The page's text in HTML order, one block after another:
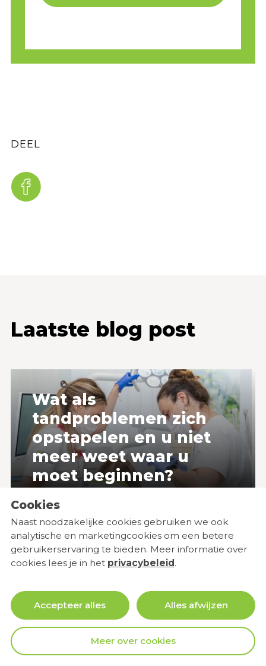
DEEL
Laatste blog post
Wat als
tandproblemen zich
opstapelen en u niet
meer weet waar u
moet beginnen?
ALL-ON-4 behandeling:
een duidelijk
tijdschema van het
eerste consult tot het
definitieve werk
Cookies
Naast noodzakelijke cookies gebruiken we ook
analytische en marketingcookies om een betere
gebruikerservaring te bieden. Meer informatie over
cookies lees je in het privacybeleid.
Alles afwijzen
Meer over cookies
Accepteer alles